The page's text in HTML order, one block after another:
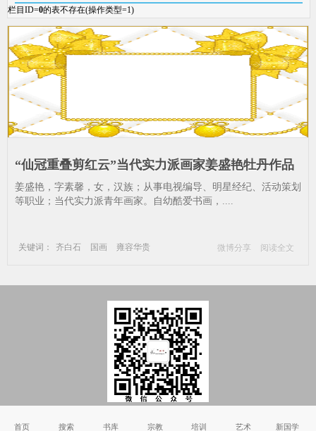
栏目ID=0的表不存在(操作类型=1)
“仙冠重叠剪红云”当代实力派画家姜盛艳牡丹作品
赏析_齐白石-国画-雍容华贵
姜盛艳，字素馨，女，汉族；从事电视编导、明星经纪、活动策划
等职业；当代实力派青年画家。自幼酷爱书画，....
关键词： 齐白石 国画 雍容华贵 微博分享 阅读全文
Copyright © 2002-2011 国学书院_国学_国学网_国学网站 版权所有
首页 搜索 书库 宗教 培训 艺术 新国学